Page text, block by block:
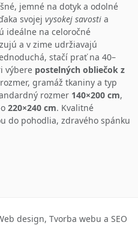
jemné na dotyk a odolné
svojej vysokej savosti a
ideálne na celoročné
a v zime udržiavajú
stačí prať na 40–
výbere postelných obliečok z
gramáž tkaniny a typ
rozmer 140×200 cm,
220×240 cm. Kvalitné
do pohodlia, zdravého spánku
design, Tvorba webu a SEO